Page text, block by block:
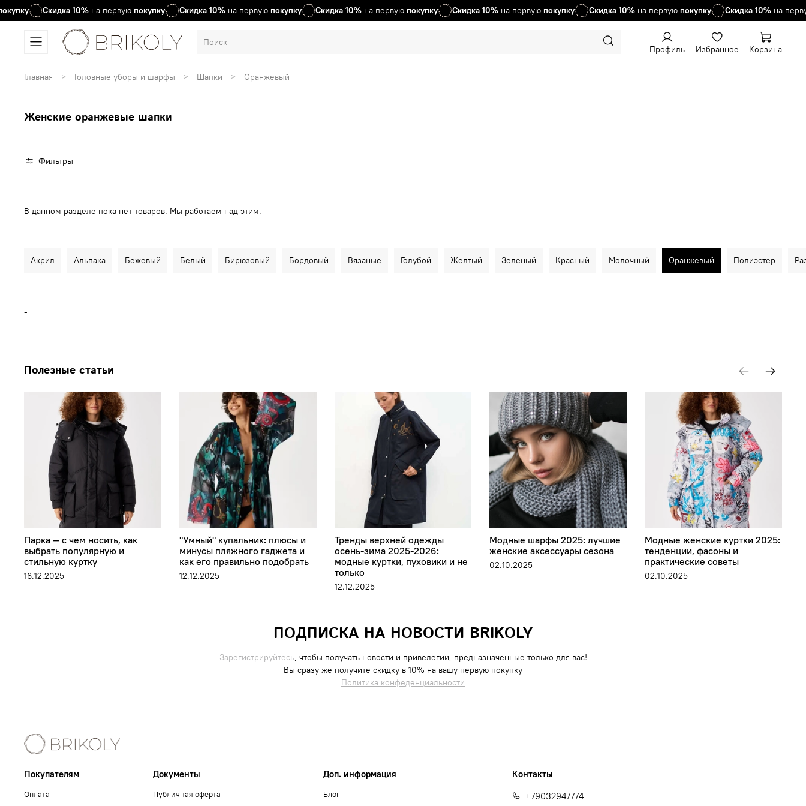
Скидка10%на первуюпокупку Скидка10%на первуюпокупку Скидка10%на первуюпокупку Скидка10%на первуюпокупку Скидка10%на первуюпокупку Скидка10%на
Профиль Избранное Корзина
Главная Головные уборы и шарфы Шапки Оранжевый
Женские оранжевые шапки
Фильтры
В данном разделе пока нет товаров. Мы работаем над этим.
Акрил Альпака Бежевый Белый Бирюзовый Бордовый Вязаные Голубой Желтый Зеленый Красный Молочный Оранжевый Полиэстер
-
Полезные статьи
Парка — с чем носить, как
выбрать популярную и
стильную куртку
16.12.2025
"Умный" купальник: плюсы и
минусы пляжного гаджета и
как его правильно подобрать
12.12.2025
Тренды верхней одежды
осень-зима 2025-2026:
модные куртки, пуховики и не
только
12.12.2025
Модные шарфы 2025: лучшие
женские аксессуары сезона
02.10.2025
Модные женские куртки 2025:
тенденции, фасоны и
практические советы
02.10.2025
ПОДПИСКА НА НОВОСТИ BRIKOLY
Зарегистрируйтесь, чтобы получать новости и привелегии, предназначенные только для вас!
Вы сразу же получите скидку в 10% на вашу первую покупку
Политика конфеденциальности
Покупателям
Оплата
Документы
Публичная оферта
Доп. информация
Блог
Контакты
+79032947774